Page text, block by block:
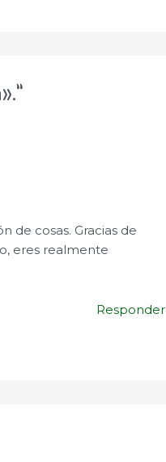
de cosas. Gracias de
eres realmente
Responder